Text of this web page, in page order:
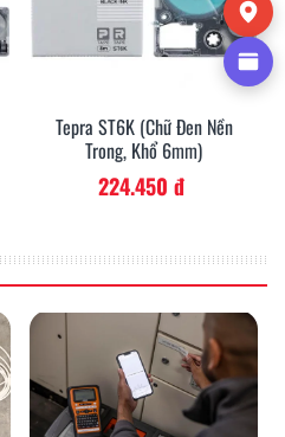
Tepra ST6K (Chữ Đen Nền
Trong, Khổ 6mm)
224.450 đ